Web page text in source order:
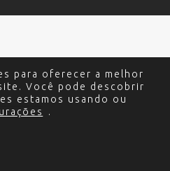
para oferecer a melhor
Você pode descobrir
estamos usando ou
.
Banner